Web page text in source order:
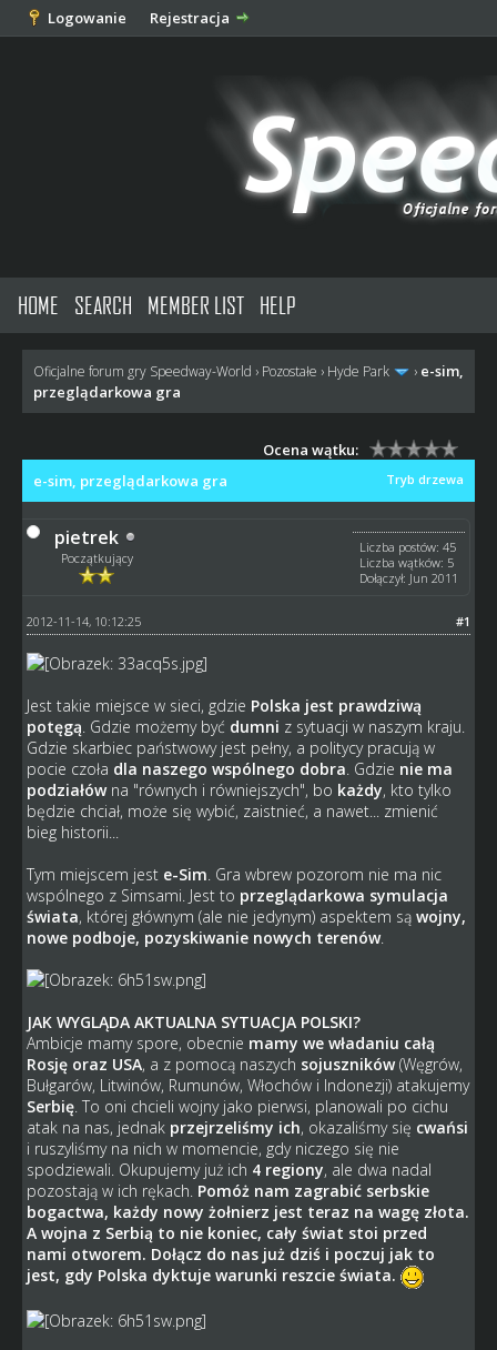
Logowanie Rejestracja
HOME SEARCH MEMBER LIST HELP
Oficjalne forum gry Speedway-World › Pozostałe › Hyde Park › e-sim,
przeglądarkowa gra
Ocena wątku:
Tryb drzewa
e-sim, przeglądarkowa gra
pietrek
Początkujący
Liczba postów: 45
Liczba wątków: 5
Dołączył: Jun 2011
#1
2012-11-14, 10:12:25
Jest takie miejsce w sieci, gdzie Polska jest prawdziwą
potęgą . Gdzie możemy być dumni z sytuacji w naszym kraju.
Gdzie skarbiec państwowy jest pełny, a politycy pracują w
pocie czoła dla naszego wspólnego dobra . Gdzie nie ma
podziałówna "równych i równiejszych", bo każdy, kto tylko
będzie chciał, może się wybić, zaistnieć, a nawet... zmienić
bieg historii...
Tym miejscem jest e-Sim . Gra wbrew pozorom nie ma nic
wspólnego z Simsami. Jest to przeglądarkowa symulacja
świata, której głównym (ale nie jedynym) aspektem są wojny,
nowe podboje, pozyskiwanie nowych terenów.
JAK WYGLĄDA AKTUALNA SYTUACJA POLSKI?
Ambicje mamy spore, obecnie mamy we władaniu całą
Rosję oraz USA, a z pomocą naszych sojuszników(Węgrów,
Bułgarów, Litwinów, Rumunów, Włochów i Indonezji) atakujemy
Serbię. To oni chcieli wojny jako pierwsi, planowali po cichu
atak na nas, jednak przejrzeliśmy ich, okazaliśmy się cwańsi
i ruszyliśmy na nich w momencie, gdy niczego się nie
spodziewali. Okupujemy już ich 4 regiony, ale dwa nadal
pozostają w ich rękach. Pomóż nam zagrabić serbskie
bogactwa, każdy nowy żołnierz jest teraz na wagę złota.
A wojna z Serbią to nie koniec, cały świat stoi przed
nami otworem. Dołącz do nas już dziś i poczuj jak to
jest, gdy Polska dyktuje warunki reszcie świata.